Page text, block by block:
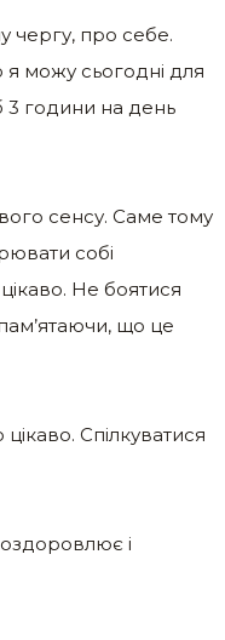
чергу, про себе.
можу сьогодні для
3 години на день
сенсу. Саме тому
собі
Не боятися
що це
Спілкуватися
і